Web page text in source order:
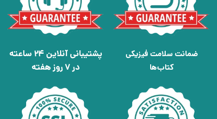
ضمانت سلامت فیزیکی
کتاب‌ها
پشتیبانی آنلاین 24 ساعته
در 7 روز هفته